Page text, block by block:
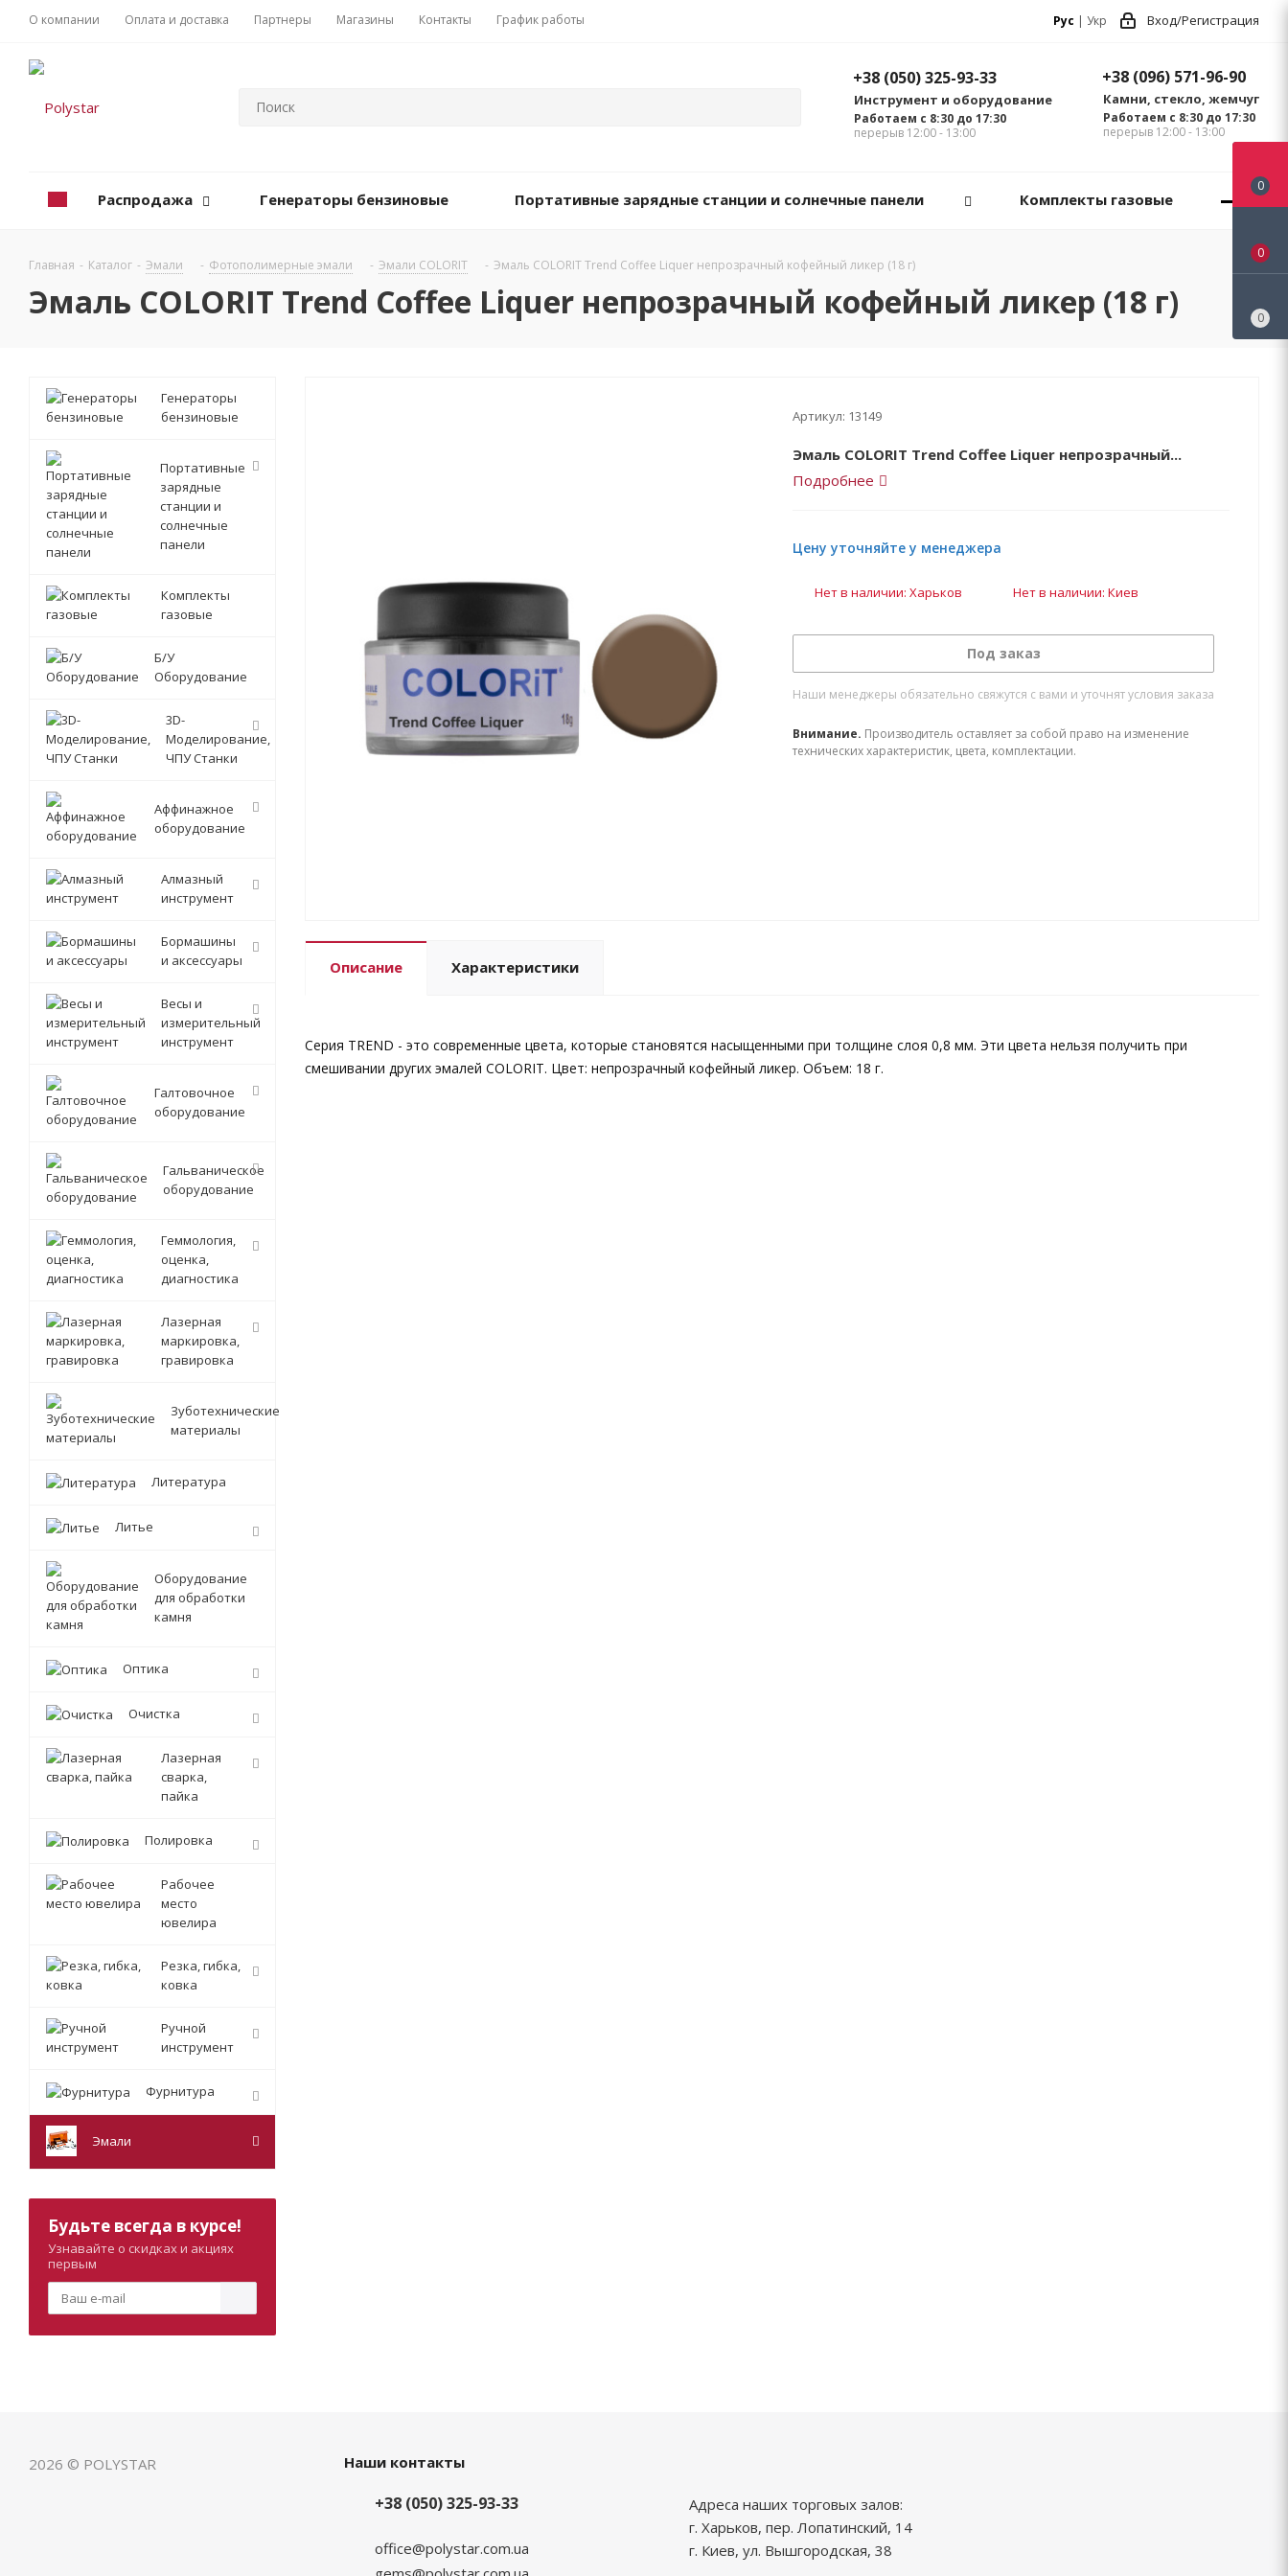
О компании Оплата и доставка Партнеры Магазины Контакты График работы Рус | Укр Вход/Регистрация
+38 (096) 571-96-90
Камни, стекло, жемчуг
Работаем с 8:30 до 17:30
перерыв 12:00 - 13:00
+38 (050) 325-93-33
Инструмент и оборудование
Работаем с 8:30 до 17:30
перерыв 12:00 - 13:00
Распродажа Генераторы бензиновые Портативные зарядные станции и солнечные панели Комплекты газовые
Главная - Каталог - Эмали - Фотополимерные эмали - Эмали COLORIT - Эмаль COLORIT Trend Coffee Liquer непрозрачный кофейный ликер (18 г)
Эмаль COLORIT Trend Coffee Liquer непрозрачный кофейный ликер (18 г)
Артикул: 13149
Эмаль COLORIT Trend Coffee Liquer непрозрачный...
Подробнее
Цену уточняйте у менеджера
Нет в наличии: Харьков Нет в наличии: Киев
Под заказ
Наши менеджеры обязательно свяжутся с вами и уточнят условия заказа
Внимание. Производитель оставляет за собой право на изменение
технических характеристик, цвета, комплектации.
Описание Характеристики
Серия TREND - это современные цвета, которые становятся насыщенными при толщине слоя 0,8 мм. Эти цвета нельзя получить при
смешивании других эмалей COLORIT. Цвет: непрозрачный кофейный ликер. Объем: 18 г.
Генераторы
бензиновые
Портативные
зарядные
станции и
солнечные
панели
Комплекты
газовые
Б/У
Оборудование
3D-
Моделирование,
ЧПУ Станки
Аффинажное
оборудование
Алмазный
инструмент
Бормашины
и аксессуары
Весы и
измерительный
инструмент
Галтовочное
оборудование
Гальваническое
оборудование
Геммология,
оценка,
диагностика
Лазерная
маркировка,
гравировка
Зуботехнические
материалы
Литература
Литье
Оборудование
для обработки
камня
Оптика
Очистка
Лазерная
сварка,
пайка
Полировка
Рабочее
место
ювелира
Резка, гибка,
ковка
Ручной
инструмент
Фурнитура
Эмали
Будьте всегда в курсе!
Узнавайте о скидках и акциях
первым
2026 © POLYSTAR Наши контакты
+38 (050) 325-93-33
office@polystar.com.ua
Адреса наших торговых залов:
г. Харьков, пер. Лопатинский, 14
г. Киев, ул. Вышгородская, 38
0
0
0